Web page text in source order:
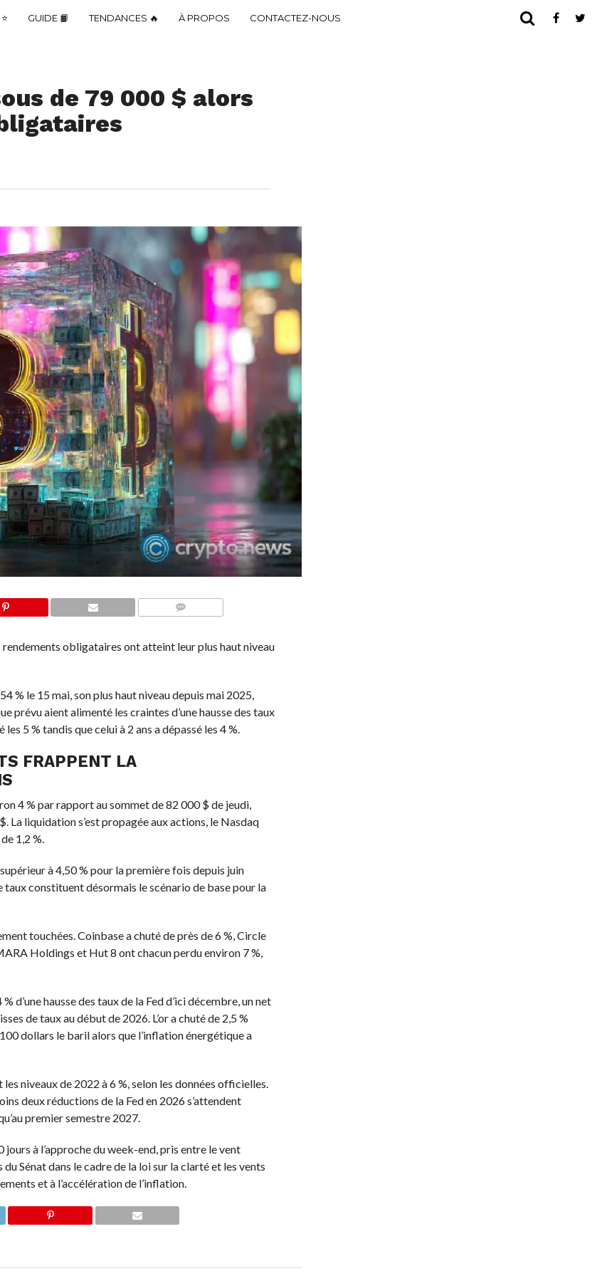
GUIDE 📙 TENDANCES 🔥 À PROPOS CONTACTEZ-NOUS
de 79 000 $ alors
obligataires ont atteint leur plus haut niveau
% le 15 mai, son plus haut niveau depuis mai 2025,
prévu aient alimenté les craintes d’une hausse des taux
5 % tandis que celui à 2 ans a dépassé les 4 %.
FRAPPENT LA
4 % par rapport au sommet de 82 000 $ de jeudi,
La liquidation s’est propagée aux actions, le Nasdaq
1,2 %.
à 4,50 % pour la première fois depuis juin
taux constituent désormais le scénario de base pour la
touchées. Coinbase a chuté de près de 6 %, Circle
Holdings et Hut 8 ont chacun perdu environ 7 %,
hausse des taux de la Fed d’ici décembre, un net
de taux au début de 2026. L’or a chuté de 2,5 %
dollars le baril alors que l’inflation énergétique a
les niveaux de 2022 à 6 %, selon les données officielles.
deux réductions de la Fed en 2026 s’attendent
premier semestre 2027.
à l’approche du week-end, pris entre le vent
Sénat dans le cadre de la loi sur la clarté et les vents
et à l’accélération de l’inflation.